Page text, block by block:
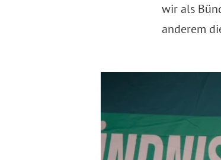
wir als
anderem